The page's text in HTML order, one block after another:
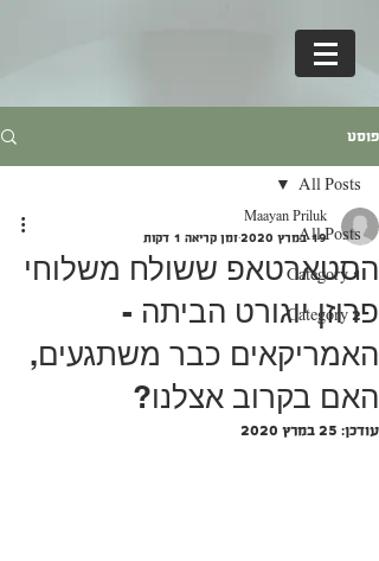
פוסט
All Posts
Category 1
Category 2
All Posts
הסטארטאפ ששולח משלוחי
פרוזן יוגורט הביתה -
האמריקאים כבר משתגעים,
האם בקרוב אצלנו?
Maayan Priluk
19 במרץ 2020
זמן קריאה 1 דקות
עודכן: 25 במרץ 2020